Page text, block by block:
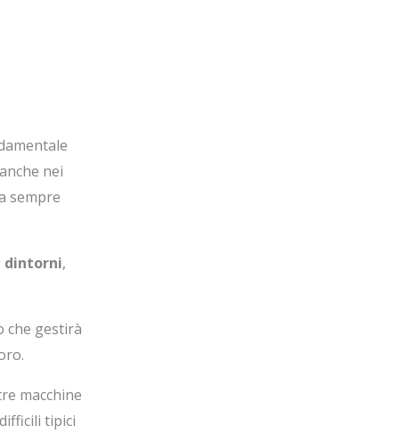
nei
sempre
dintorni,
che gestirà
macchine
tipici